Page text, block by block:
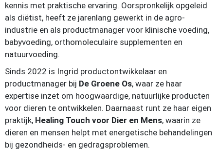
kennis met praktische ervaring. Oorspronkelijk opgeleid
als diëtist, heeft ze jarenlang gewerkt in de agro-
industrie en als productmanager voor klinische voeding,
babyvoeding, orthomoleculaire supplementen en
natuurvoeding.
Sinds 2022 is Ingrid productontwikkelaar en
productmanager bij De Groene Os, waar ze haar
expertise inzet om hoogwaardige, natuurlijke producten
voor dieren te ontwikkelen. Daarnaast runt ze haar eigen
praktijk, Healing Touch voor Dier en Mens, waarin ze
dieren en mensen helpt met energetische behandelingen
bij gezondheids- en gedragsproblemen.